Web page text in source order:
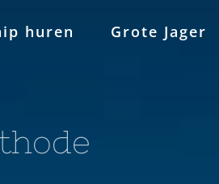
huren Grote Jager